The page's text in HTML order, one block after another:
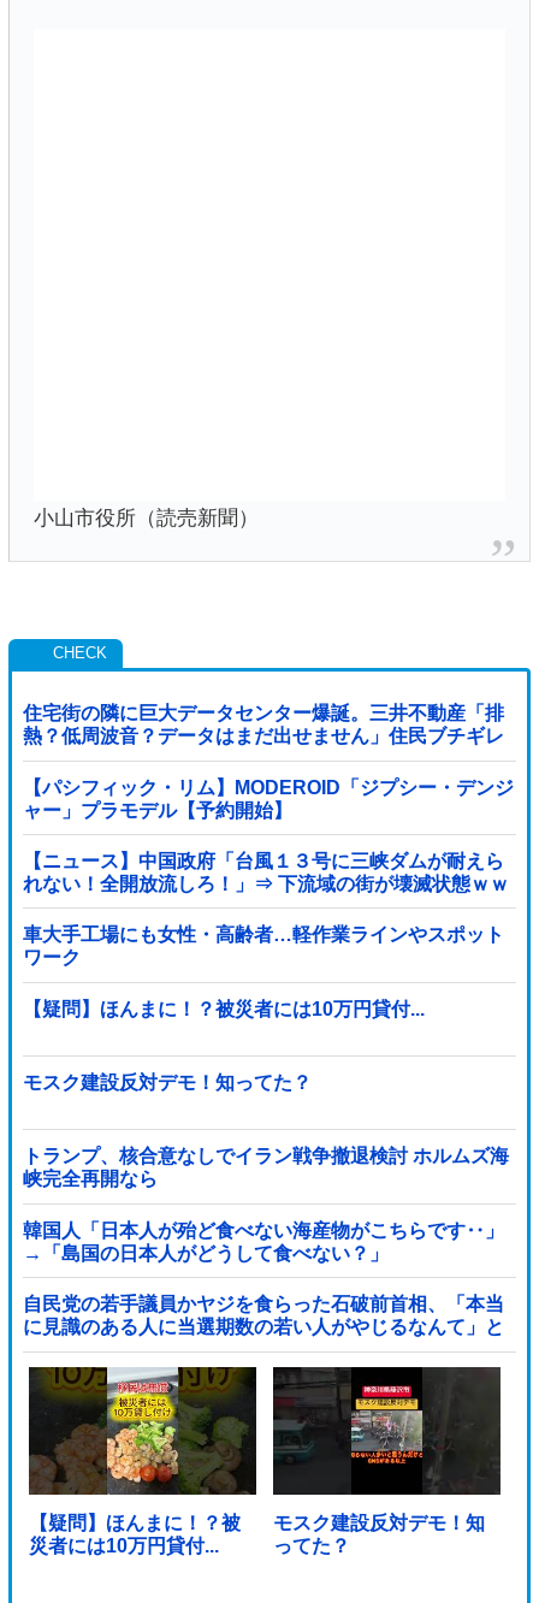
小山市役所（読売新聞）
住宅街の隣に巨大データセンター爆誕。三井不動産「排
熱？低周波音？データはまだ出せません」住民ブチギレ
【パシフィック・リム】MODEROID「ジプシー・デンジ
ャー」プラモデル【予約開始】
【ニュース】中国政府「台風１３号に三峡ダムが耐えら
れない！全開放流しろ！」⇒ 下流域の街が壊滅状態ｗｗ
ｗｗｗ
車大手工場にも女性・高齢者…軽作業ラインやスポット
ワーク
【疑問】ほんまに！？被災者には10万円貸付...
モスク建設反対デモ！知ってた？
トランプ、核合意なしでイラン戦争撤退検討 ホルムズ海
峡完全再開なら
韓国人「日本人が殆ど食べない海産物がこちらです‥」
→「島国の日本人がどうして食べない？」
自民党の若手議員かヤジを食らった石破前首相、「本当
に見識のある人に当選期数の若い人がやじるなんて」と
不満たらたらな様子を見せて……他
【疑問】ほんまに！？被
災者には10万円貸付...
モスク建設反対デモ！知
ってた？